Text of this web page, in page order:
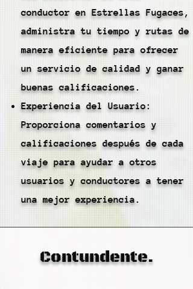
conductor en Estrellas Fugaces,
administra tu tiempo y rutas de
manera eficiente para ofrecer
un servicio de calidad y ganar
buenas calificaciones.
Experiencia del Usuario:
Proporciona comentarios y
calificaciones después de cada
viaje para ayudar a otros
usuarios y conductores a tener
una mejor experiencia.
Contundente.